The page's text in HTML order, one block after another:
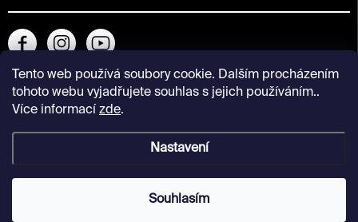
Tento web používá soubory cookie. Dalším procházením
tohoto webu vyjadřujete souhlas s jejich používáním..
Více informací zde.
Nastavení
Souhlasím
Copyright 2026Kunsthalle Praha Design Shop. Všechna práva
vyhrazena.